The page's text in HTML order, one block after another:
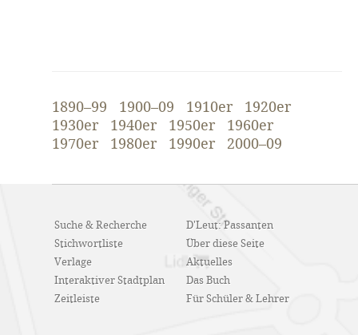
1890–99 1900–09 1910er
1920er
1930er
1940er 1950er
1960er
1970er
1980er 1990er 2000–09
Suche & Recherche
Stichwortliste
Verlage
Interaktiver Stadtplan
Zeitleiste
D'Leut: Passanten
Über diese Seite
Aktuelles
Das Buch
Für Schüler & Lehrer